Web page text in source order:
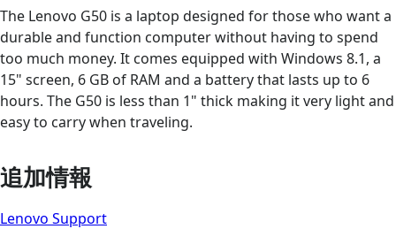
The Lenovo G50 is a laptop designed for those who want a
durable and function computer without having to spend
too much money. It comes equipped with Windows 8.1, a
15" screen, 6 GB of RAM and a battery that lasts up to 6
hours. The G50 is less than 1" thick making it very light and
easy to carry when traveling.
追加情報
Lenovo Support